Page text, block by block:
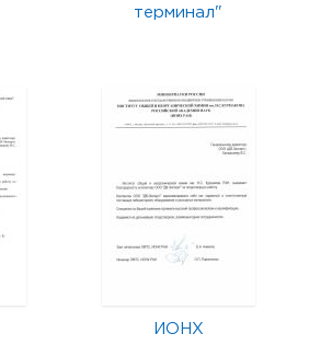
терминал"
ИОНХ